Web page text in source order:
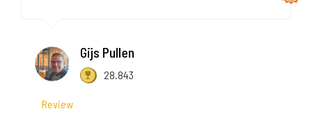
Gijs Pullen
28.843
Review